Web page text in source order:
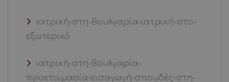
ιατρική-στη-Βουλγαρία-ιατρική-στο-
εξωτερικό
ιατρική-στη-Βουλγαρία-
προετοιμασία-εισαγωγή-σπουδές-στη-